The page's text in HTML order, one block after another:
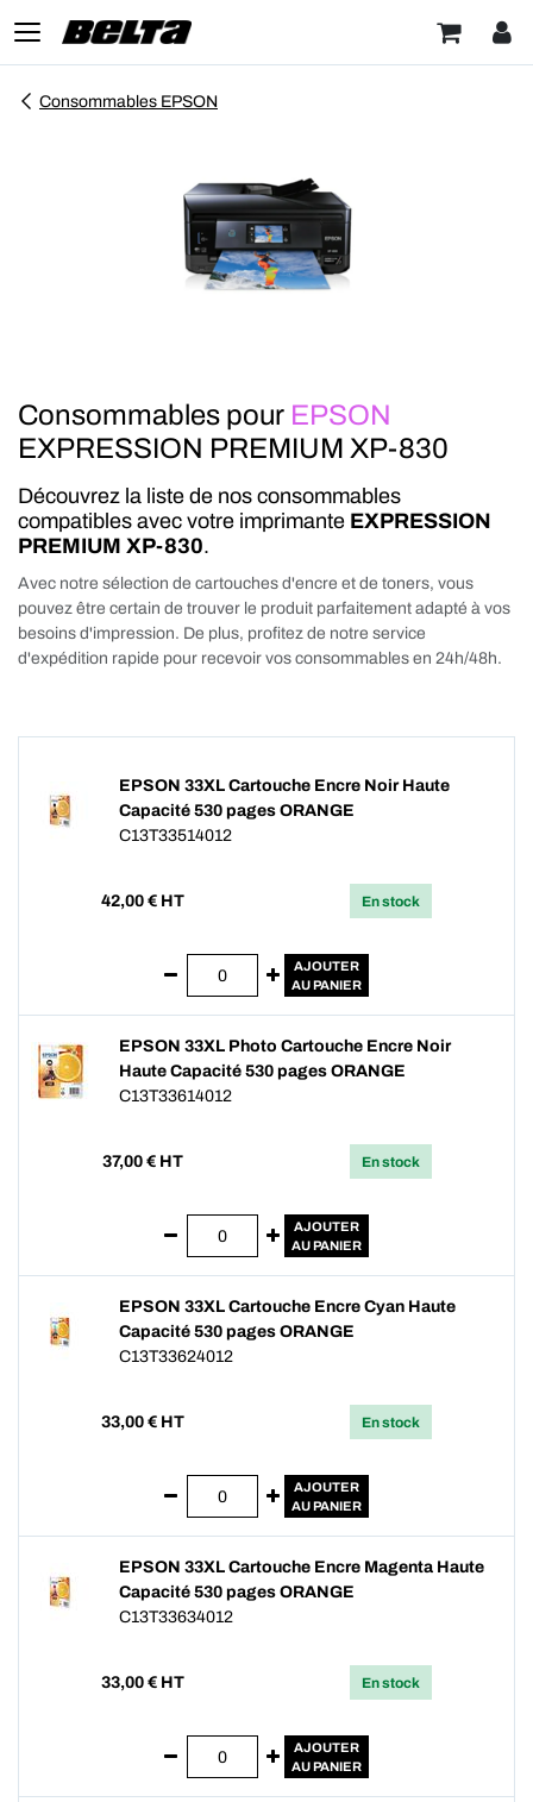
Consommables EPSON
Consommables pour EPSON
EXPRESSION PREMIUM XP-830
Découvrez la liste de nos consommables
compatibles avec votre imprimante EXPRESSION
PREMIUM XP-830.
Avec notre sélection de cartouches d'encre et de toners, vous
pouvez être certain de trouver le produit parfaitement adapté à vos
besoins d'impression. De plus, profitez de notre service
d'expédition rapide pour recevoir vos consommables en 24h/48h.
EPSON 33XL Cartouche Encre Noir Haute
Capacité 530 pages ORANGE
C13T33514012
42,00 € HT En stock
AJOUTER
AU PANIER
EPSON 33XL Photo Cartouche Encre Noir
Haute Capacité 530 pages ORANGE
C13T33614012
37,00 € HT En stock
AJOUTER
AU PANIER
EPSON 33XL Cartouche Encre Cyan Haute
Capacité 530 pages ORANGE
C13T33624012
33,00 € HT En stock
AJOUTER
AU PANIER
EPSON 33XL Cartouche Encre Magenta Haute
Capacité 530 pages ORANGE
C13T33634012
33,00 € HT En stock
AJOUTER
AU PANIER